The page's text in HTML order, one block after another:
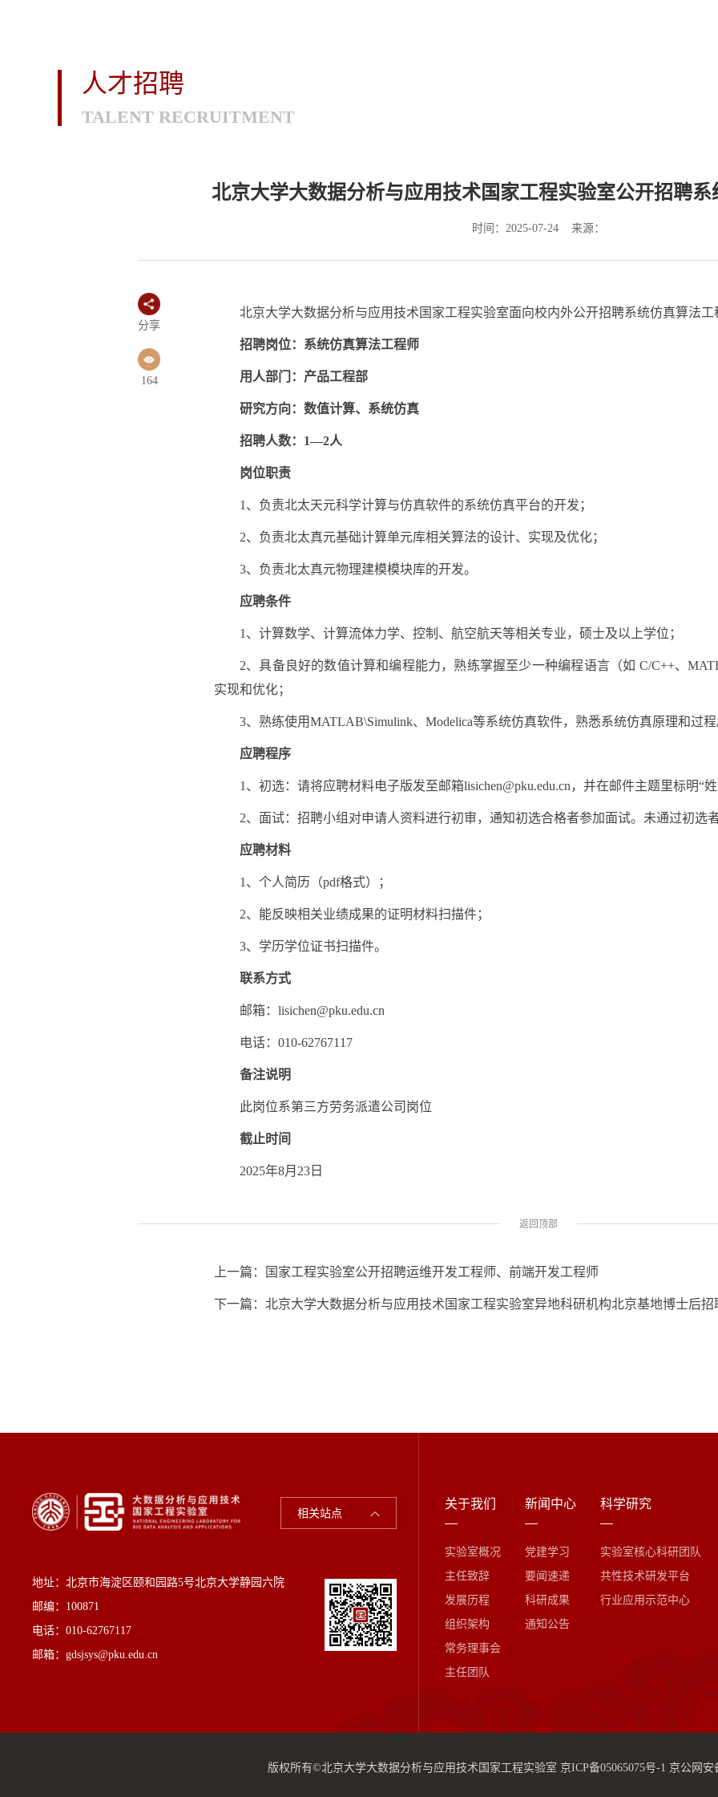
人才招聘
TALENT RECRUITMENT
北京大学大数据分析与应用技术国家工程实验室公开招聘
时间：2025-07-24 来源：
分享
164
北京大学大数据分析与应用技术国家工程实验室面向校内外公开招聘系统仿真算法工
招聘岗位：系统仿真算法工程师
用人部门：产品工程部
研究方向：数值计算、系统仿真
招聘人数：1—2人
岗位职责
1、负责北太天元科学计算与仿真软件的系统仿真平台的开发；
2、负责北太真元基础计算单元库相关算法的设计、实现及优化；
3、负责北太真元物理建模模块库的开发。
应聘条件
1、计算数学、计算流体力学、控制、航空航天等相关专业，硕士及以上学位；
2、具备良好的数值计算和编程能力，熟练掌握至少一种编程语言（如 C/C++、
实现和优化；
3、熟练使用MATLAB\Simulink、Modelica等系统仿真软件，熟悉系统仿真原理和过
应聘程序
1、初选：请将应聘材料电子版发至邮箱lisichen@pku.edu.cn，并在邮件主题里标明“
2、面试：招聘小组对申请人资料进行初审，通知初选合格者参加面试。未通过初选
应聘材料
1、个人简历（pdf格式）；
2、能反映相关业绩成果的证明材料扫描件；
3、学历学位证书扫描件。
联系方式
邮箱：lisichen@pku.edu.cn
电话：010-62767117
备注说明
此岗位系第三方劳务派遣公司岗位
截止时间
2025年8月23日
返回顶部
上一篇： 国家工程实验室公开招聘运维开发工程师、前端开发工程师
下一篇： 北京大学大数据分析与应用技术国家工程实验室异地科研机构北京基地博士后招
相关站点
地址：北京市海淀区颐和园路5号北京大学静园六院
邮编：100871
电话：010-62767117
邮箱：gdsjsys@pku.edu.cn
关于我们
实验室概况
主任致辞
发展历程
组织架构
常务理事会
主任团队
新闻中心
党建学习
要闻速递
科研成果
通知公告
科学研究
实验室核心科研团队
共性技术研发平台
行业应用示范中心
版权所有©北京大学大数据分析与应用技术国家工程实验室 京ICP备05065075号-1 京公网安